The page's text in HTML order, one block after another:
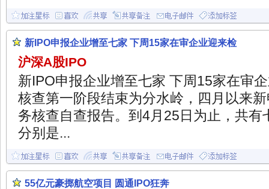
新IPO申报企业增至七家 下周15家在审企业迎来检
沪深A股IPO
新IPO申报企业增至七家 下周15家在审
核查第一阶段结束为分水岭，四月以来
务核查自查报告。到4月25日为止，共有
分别是...
55亿元豪掷航空项目 圆通IPO狂奔